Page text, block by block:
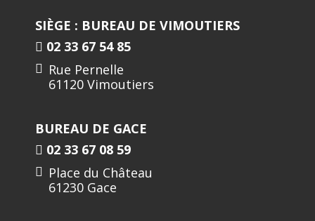
SIÈGE : BUREAU DE VIMOUTIERS
02 33 67 54 85
Rue Pernelle
61120 Vimoutiers
BUREAU DE GACE
02 33 67 08 59
Place du Château
61230 Gace